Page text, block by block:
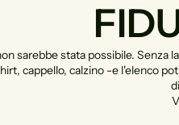
sarebbe stata possibile.
cappello, calzino -e l'elenco